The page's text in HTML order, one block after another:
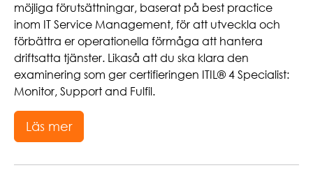
möjliga förutsättningar, baserat på best practice
inom IT Service Management, för att utveckla och
förbättra er operationella förmåga att hantera
driftsatta tjänster. Likaså att du ska klara den
examinering som ger certifieringen ITIL® 4 Specialist:
Monitor, Support and Fulfil.
Läs mer